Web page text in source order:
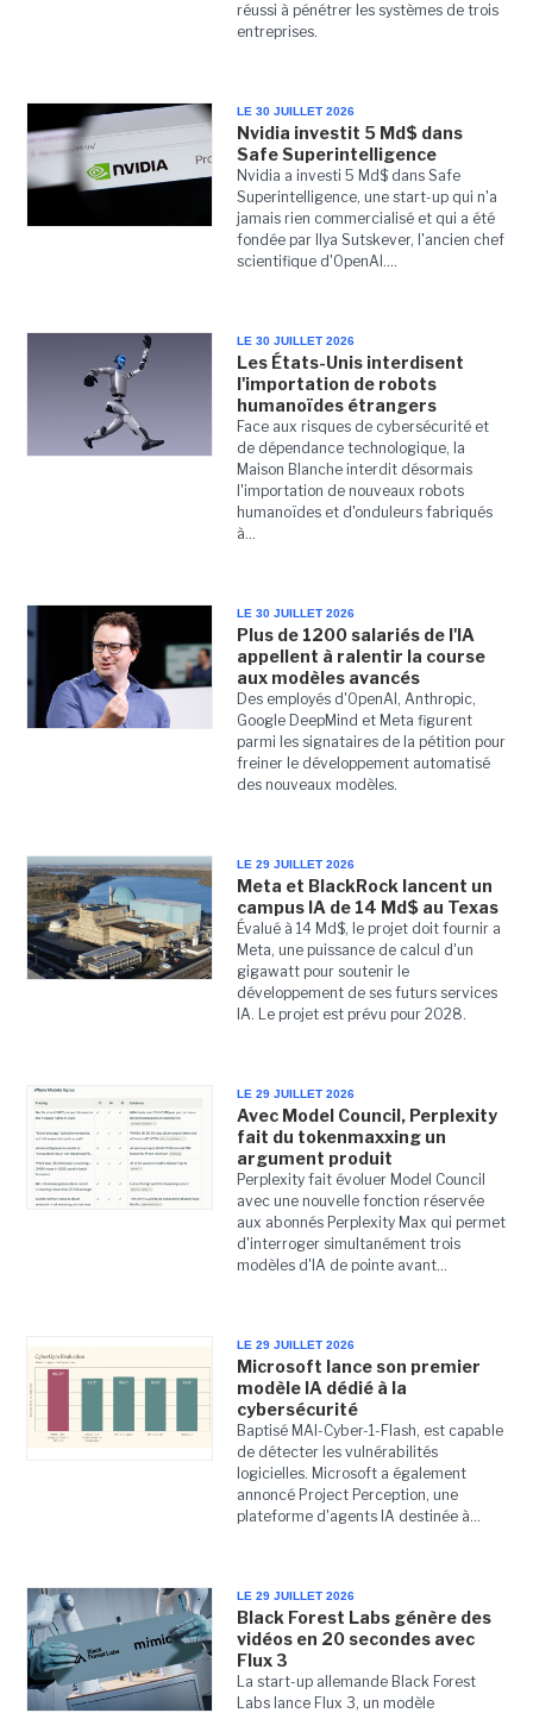
réussi à pénétrer les systèmes de trois
entreprises.
LE 30 JUILLET 2026
Nvidia investit 5 Md$ dans
Safe Superintelligence
Nvidia a investi 5 Md$ dans Safe
Superintelligence, une start-up qui n'a
jamais rien commercialisé et qui a été
fondée par Ilya Sutskever, l'ancien chef
scientifique d'OpenAI....
LE 30 JUILLET 2026
Les États-Unis interdisent
l'importation de robots
humanoïdes étrangers
Face aux risques de cybersécurité et
de dépendance technologique, la
Maison Blanche interdit désormais
l'importation de nouveaux robots
humanoïdes et d'onduleurs fabriqués
à...
LE 30 JUILLET 2026
Plus de 1200 salariés de l'IA
appellent à ralentir la course
aux modèles avancés
Des employés d'OpenAI, Anthropic,
Google DeepMind et Meta figurent
parmi les signataires de la pétition pour
freiner le développement automatisé
des nouveaux modèles.
LE 29 JUILLET 2026
Meta et BlackRock lancent un
campus IA de 14 Md$ au Texas
Évalué à 14 Md$, le projet doit fournir a
Meta, une puissance de calcul d'un
gigawatt pour soutenir le
développement de ses futurs services
IA. Le projet est prévu pour 2028.
LE 29 JUILLET 2026
Avec Model Council, Perplexity
fait du tokenmaxxing un
argument produit
Perplexity fait évoluer Model Council
avec une nouvelle fonction réservée
aux abonnés Perplexity Max qui permet
d'interroger simultanément trois
modèles d'IA de pointe avant...
LE 29 JUILLET 2026
Microsoft lance son premier
modèle IA dédié à la
cybersécurité
Baptisé MAI-Cyber-1-Flash, est capable
de détecter les vulnérabilités
logicielles. Microsoft a également
annoncé Project Perception, une
plateforme d'agents IA destinée à...
LE 29 JUILLET 2026
Black Forest Labs génère des
vidéos en 20 secondes avec
Flux 3
La start-up allemande Black Forest
Labs lance Flux 3, un modèle